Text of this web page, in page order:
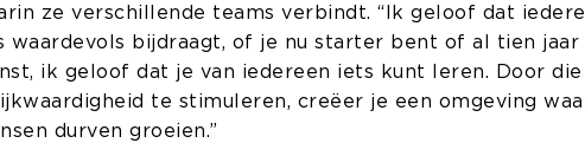
ze verschillende teams verbindt. “Ik geloof dat
waardevols bijdraagt, of je nu starter bent of al tien jaar
ik geloof dat je van iedereen iets kunt leren. Door die
te stimuleren, creëer je een omgeving
durven groeien.”